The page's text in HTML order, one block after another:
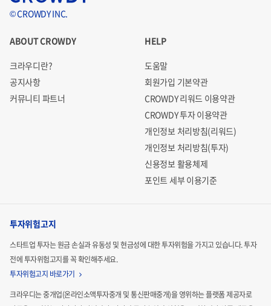
기업가치 산정근거
기업가치: Pre 300,000,000원(삼억 원)
주식회사 인사이드아웃커뮤니케이션즈는 '20년 3월에 설립
하여 아직 사업을 영위하고 있지 않으며, '22년 하반기부터 서
비스를 시작할 계획을 갖고 있습니다.
금번 크라우드펀딩을 통한 모집 개시 이전까지 전문투자기관
하기가 어렵습니다. 따라서 금번 크라우드펀딩 시의 기업가
치는 당사 자체 기업가치 평가에 의해 결정되었습니다.
© CROWDY INC.
ABOUT CROWDY
크라우디란?
공지사항
커뮤니티 파트너
HELP
도움말
회원가입 기본약관
CROWDY 리워드 이용약관
CROWDY 투자 이용약관
개인정보 처리방침(리워드)
개인정보 처리방침(투자)
신용정보 활용체제
포인트 세부 이용기준
투자위험고지
스타트업 투자는 원금 손실과 유동성 및 현금성에 대한 투자위험을 가지고 있습니다.투자
전에 투자위험고지를 꼭 확인해주세요.
투자위험고지 바로가기
크라우디는 중개업(온라인소액투자중개 및 통신판매중개)을 영위하는 플랫폼 제공자로